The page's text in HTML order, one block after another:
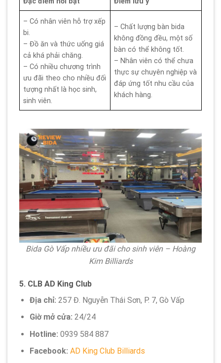
– Có nhân viên hỗ trợ xếp
bi.
– Đồ ăn và thức uống giá
cả khá phải chăng.
– Có nhiều chương trình
ưu đãi theo cho nhiều đối
tượng nhất là học sinh,
sinh viên.
– Chất lượng bàn bida
không đồng đều, một số
bàn có thể không tốt.
– Nhân viên có thể chưa
thực sự chuyên nghiệp và
đáp ứng tốt nhu cầu của
khách hàng.
Bida Gò Vấp nhiều ưu đãi cho sinh viên – Hoàng
Kim Billiards
5. CLB AD King Club
Địa chỉ: 257 Đ. Nguyễn Thái Sơn, P. 7, Gò Vấp
Giờ mở cửa: 24/24
Hotline: 0939 584 887
Facebook: AD King Club Billiards